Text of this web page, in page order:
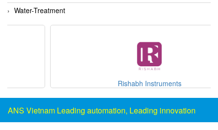
FAIRCHILD
FHF (EATON Crouse-Hinds)
Fife/ Maxcess
Water-Treatment
Rishabh Instruments
ANS Vietnam Leading automation, Leading innovation